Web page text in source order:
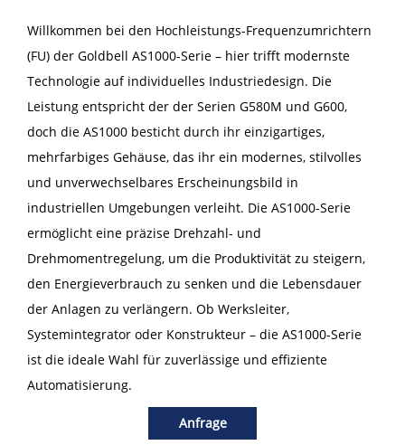
Willkommen bei den Hochleistungs-Frequenzumrichtern
(FU) der Goldbell AS1000-Serie – hier trifft modernste
Technologie auf individuelles Industriedesign. Die
Leistung entspricht der der Serien G580M und G600,
doch die AS1000 besticht durch ihr einzigartiges,
mehrfarbiges Gehäuse, das ihr ein modernes, stilvolles
und unverwechselbares Erscheinungsbild in
industriellen Umgebungen verleiht. Die AS1000-Serie
ermöglicht eine präzise Drehzahl- und
Drehmomentregelung, um die Produktivität zu steigern,
den Energieverbrauch zu senken und die Lebensdauer
der Anlagen zu verlängern. Ob Werksleiter,
Systemintegrator oder Konstrukteur – die AS1000-Serie
ist die ideale Wahl für zuverlässige und effiziente
Automatisierung.
Anfrage